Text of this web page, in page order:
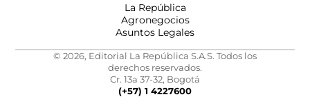
La República
Agronegocios
Asuntos Legales
© 2026, Editorial La República S.A.S. Todos los
derechos reservados.
Cr. 13a 37-32, Bogotá
(+57) 1 4227600